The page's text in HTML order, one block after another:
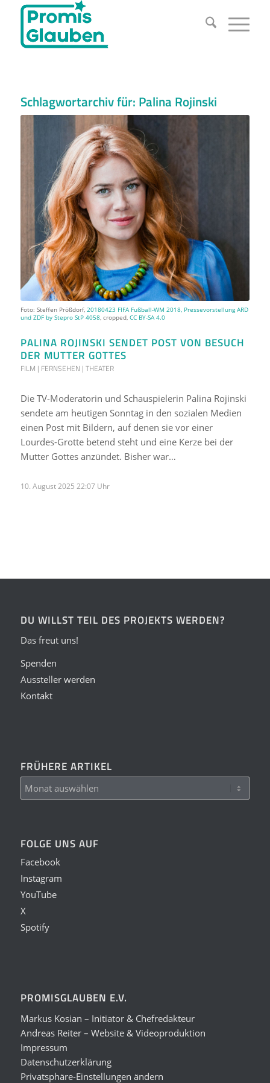
Schlagwortarchiv für: Palina Rojinski
Foto: Steffen Prößdorf, 20180423 FIFA Fußball-WM 2018, Pressevorstellung ARD
und ZDF by Stepro StP 4058, cropped, CC BY-SA 4.0
PALINA ROJINSKI SENDET POST VON BESUCH
DER MUTTER GOTTES
FILM | FERNSEHEN | THEATER
Die TV-Moderatorin und Schauspielerin Palina Rojinski
sendete am heutigen Sonntag in den sozialen Medien
einen Post mit Bildern, auf denen sie vor einer
Lourdes-Grotte betend steht und eine Kerze bei der
Mutter Gottes anzündet. Bisher war…
10. August 2025 22:07 Uhr
DU WILLST TEIL DES PROJEKTS WERDEN?
Das freut uns!
Spenden
Aussteller werden
Kontakt
FRÜHERE ARTIKEL
FOLGE UNS AUF
Facebook
Instagram
YouTube
X
Spotify
PROMISGLAUBEN E.V.
Markus Kosian – Initiator & Chefredakteur
Andreas Reiter – Website & Videoproduktion
Impressum
Datenschutzerklärung
Privatsphäre-Einstellungen ändern